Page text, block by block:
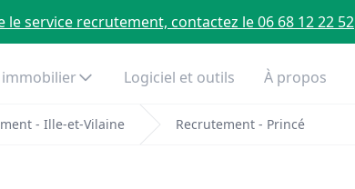
le service recrutement, contactez le 06 68 12 22 52
Logiciel et outils À propos
- Ille-et-Vilaine Recrutement - Princé